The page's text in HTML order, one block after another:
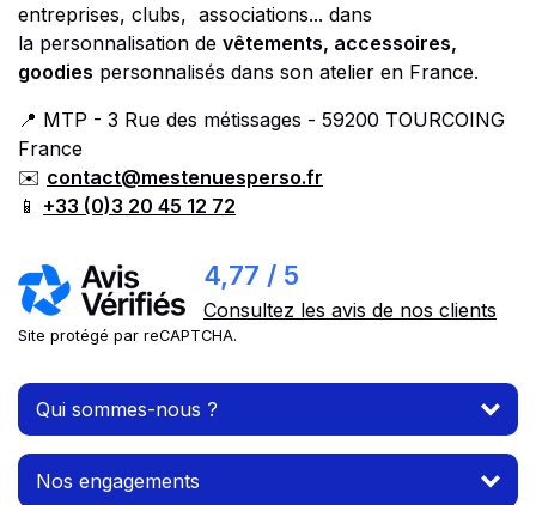
entreprises, clubs, associations... dans
la personnalisation de vêtements, accessoires,
goodies personnalisés dans son atelier en France.
📍 MTP - 3 Rue des métissages - 59200 TOURCOING
France
✉️ contact@mestenuesperso.fr
📱 +33 (0)3 20 45 12 72
4,77 / 5
Consultez les avis de nos clients
Site protégé par reCAPTCHA.
Qui sommes-nous ?
Nos engagements